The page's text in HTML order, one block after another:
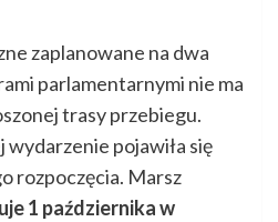
zaplanowane na dwa
parlamentarnymi nie ma
trasy przebiegu.
pojawiła się
rozpoczęcia. Marsz
1 października w